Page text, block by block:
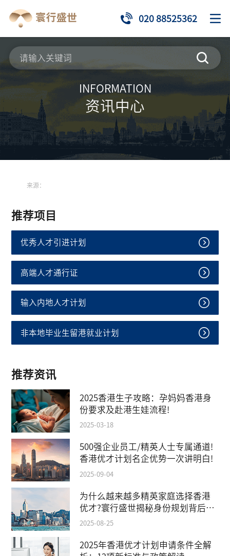
020 88525362
INFORMATION
资讯中心
来源：
推荐项目
优秀人才引进计划
高端人才通行证
输入内地人才计划
非本地毕业生留港就业计划
推荐资讯
2025香港生子攻略：孕妈妈香港身
份要求及赴港生娃流程!
2025-03-18
500强企业员工/精英人士专属通道!
香港优才计划名企优势一次讲明白!
2025-09-04
为什么越来越多精英家庭选择香港
优才?寰行盛世揭秘身份规划背后的
教育红利
2025-08-25
2025年香港优才计划申请条件全解